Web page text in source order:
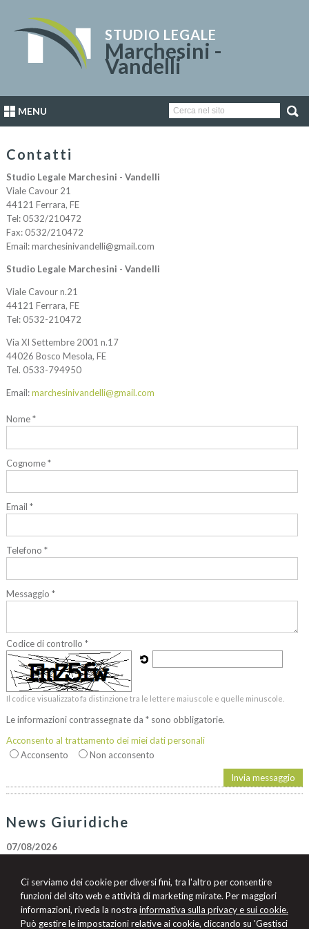
Ci serviamo dei cookie per diversi fini, tra l'altro per consentire
funzioni del sito web e attività di marketing mirate. Per maggiori
informazioni, riveda la nostra informativa sulla privacy e sui cookie.
Può gestire le impostazioni relative ai cookie, cliccando su 'Gestisci
STUDIO LEGALE
Marchesini -
Vandelli
MENU
Contatti
Studio Legale Marchesini - Vandelli
Viale Cavour 21
44121 Ferrara, FE
Tel: 0532/210472
Fax: 0532/210472
Email:marchesinivandelli@gmail.com
Studio Legale Marchesini - Vandelli
Viale Cavour n.21
44121 Ferrara, FE
Tel: 0532-210472
Via XI Settembre 2001 n.17
44026 Bosco Mesola, FE
Tel. 0533-794950
Email:marchesinivandelli@gmail.com
Nome *
Cognome *
Email *
Telefono *
Messaggio *
Codice di controllo *
Il codice visualizzato fa distinzione tra le lettere maiuscole e quelle minuscole.
Le informazioni contrassegnate da * sono obbligatorie.
Acconsento al trattamento dei miei dati personali
Acconsento
Non acconsento
News Giuridiche
07/08/2026
07/08/2026
AI Act: ok definitivo ai decreti su governance e attività di polizia. Il Cdm
vara la riforma del sistema 231